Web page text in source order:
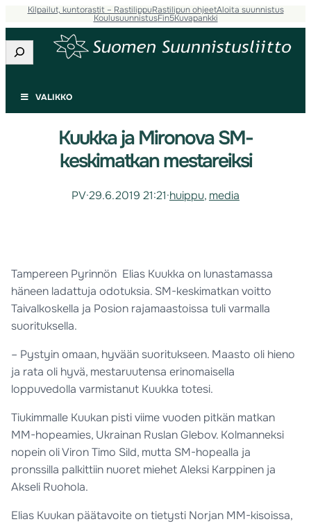
Kilpailut, kuntorastit – RastilippuRastilipun ohjeetAloita suunnistus
KoulusuunnistusFin5Kuvapankki
Etsi
VALIKKO
Kuukka ja Mironova SM-
keskimatkan mestareiksi
PV·29.6.2019 21:21·huippu, media
Tampereen Pyrinnön Elias Kuukka on lunastamassa
häneen ladattuja odotuksia. SM-keskimatkan voitto
Taivalkoskella ja Posion rajamaastoissa tuli varmalla
suorituksella.
– Pystyin omaan, hyvään suoritukseen. Maasto oli hieno
ja rata oli hyvä, mestaruutensa erinomaisella
loppuvedolla varmistanut Kuukka totesi.
Tiukimmalle Kuukan pisti viime vuoden pitkän matkan
MM-hopeamies, Ukrainan Ruslan Glebov. Kolmanneksi
nopein oli Viron Timo Sild, mutta SM-hopealla ja
pronssilla palkittiin nuoret miehet Aleksi Karppinen ja
Akseli Ruohola.
Elias Kuukan päätavoite on tietysti Norjan MM-kisoissa,